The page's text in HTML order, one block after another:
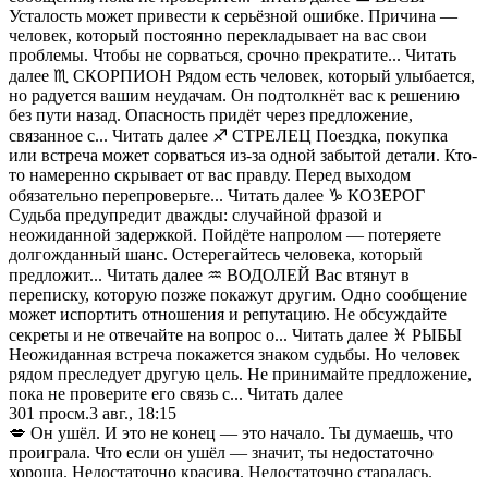
Усталость может привести к серьёзной ошибке. Причина —
человек, который постоянно перекладывает на вас свои
проблемы. Чтобы не сорваться, срочно прекратите... Читать
далее ♏️ СКОРПИОН Рядом есть человек, который улыбается,
но радуется вашим неудачам. Он подтолкнёт вас к решению
без пути назад. Опасность придёт через предложение,
связанное с... Читать далее ♐️ СТРЕЛЕЦ Поездка, покупка
или встреча может сорваться из-за одной забытой детали. Кто-
то намеренно скрывает от вас правду. Перед выходом
обязательно перепроверьте... Читать далее ♑️ КОЗЕРОГ
Судьба предупредит дважды: случайной фразой и
неожиданной задержкой. Пойдёте напролом — потеряете
долгожданный шанс. Остерегайтесь человека, который
предложит... Читать далее ♒️ ВОДОЛЕЙ Вас втянут в
переписку, которую позже покажут другим. Одно сообщение
может испортить отношения и репутацию. Не обсуждайте
секреты и не отвечайте на вопрос о... Читать далее ♓️ РЫБЫ
Неожиданная встреча покажется знаком судьбы. Но человек
рядом преследует другую цель. Не принимайте предложение,
пока не проверите его связь с... Читать далее
301 просм.3 авг., 18:15
💋 Он ушёл. И это не конец — это начало. Ты думаешь, что
проиграла. Что если он ушёл — значит, ты недостаточно
хороша. Недостаточно красива. Недостаточно старалась.